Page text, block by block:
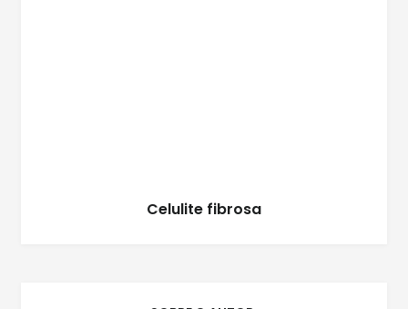
Celulite fibrosa